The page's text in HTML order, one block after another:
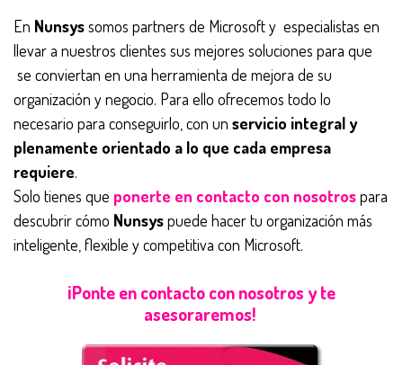
En Nunsyssomos partners de Microsoft y especialistas en
llevar a nuestros clientes sus mejores soluciones para que
se conviertan en una herramienta de mejora de su
organización y negocio. Para ello ofrecemos todo lo
necesario para conseguirlo, con un servicio integral y
plenamente orientado a lo que cada empresa
requiere.
Solo tienes que ponerte en contacto con nosotrospara
descubrir cómo Nunsyspuede hacer tu organización más
inteligente, flexible y competitiva con Microsoft.
¡Ponte en contacto con nosotros y te
asesoraremos!